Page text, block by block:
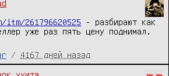
261796620525 - разбирают как
/ 4167 дней назад